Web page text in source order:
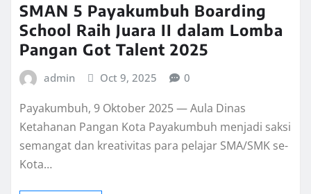
SMAN 5 Payakumbuh Boarding
School Raih Juara II dalam Lomba
Pangan Got Talent 2025
admin Oct 9, 2025 0
Payakumbuh, 9 Oktober 2025 — Aula Dinas
Ketahanan Pangan Kota Payakumbuh menjadi saksi
semangat dan kreativitas para pelajar SMA/SMK se-
Kota…